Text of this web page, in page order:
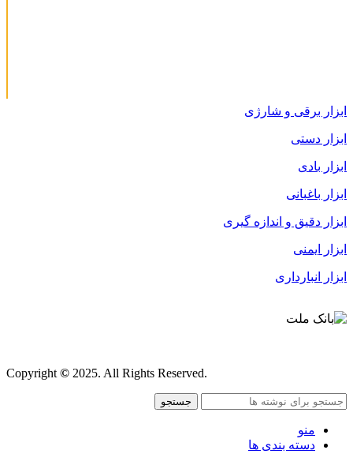
ابزار برقی و شارژی
ابزار دستی
ابزار بادی
ابزار باغبانی
ابزار دقیق و اندازه گیری
ابزار ایمنی
ابزار انبارداری
Copyright© 2025. All Rights Reserved.
جستجو
منو
دسته بندی ها